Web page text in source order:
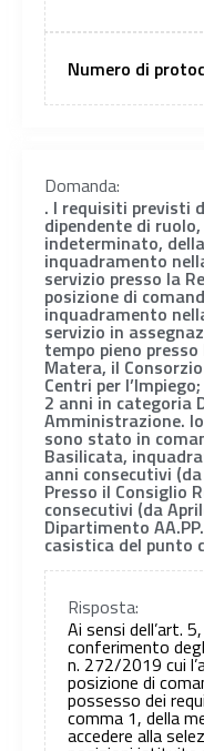
Numero di
Domanda:
. I requisiti previsti
dipendente di
indeterminato,
inquadramento
servizio presso la
posizione di
inquadramento
servizio in
tempo pieno
Matera, il
Centri per
2 anni in categoria
Amministrazione.
sono stato in
Basilicata,
anni consecutivi
Presso il Consiglio
consecutivi (da
Dipartimento
casistica del punto
Risposta:
Ai sensi dell’art.
conferimento
n. 272/2019 cui
posizione di
possesso dei
comma 1, della
accedere alla